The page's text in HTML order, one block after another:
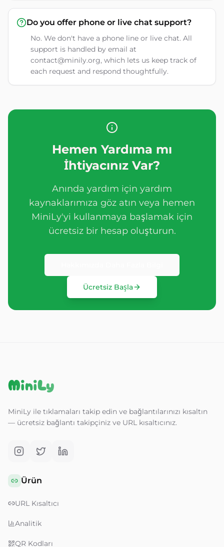
Do you offer phone or live chat support?
No. We don't have a phone line or live chat. All
support is handled by email at
contact@minily.org, which lets us keep track of
each request and respond thoughtfully.
Hemen Yardıma mı
İhtiyacınız Var?
Anında yardım için yardım
kaynaklarımıza göz atın veya hemen
MiniLy'yi kullanmaya başlamak için
ücretsiz bir hesap oluşturun.
Ücretsiz Başla
MiniLy
MiniLy ile tıklamaları takip edin ve bağlantılarınızı kısaltın
— ücretsiz bağlantı takipçiniz ve URL kısaltıcınız.
Ürün
URL Kısaltıcı
Analitik
QR Kodları